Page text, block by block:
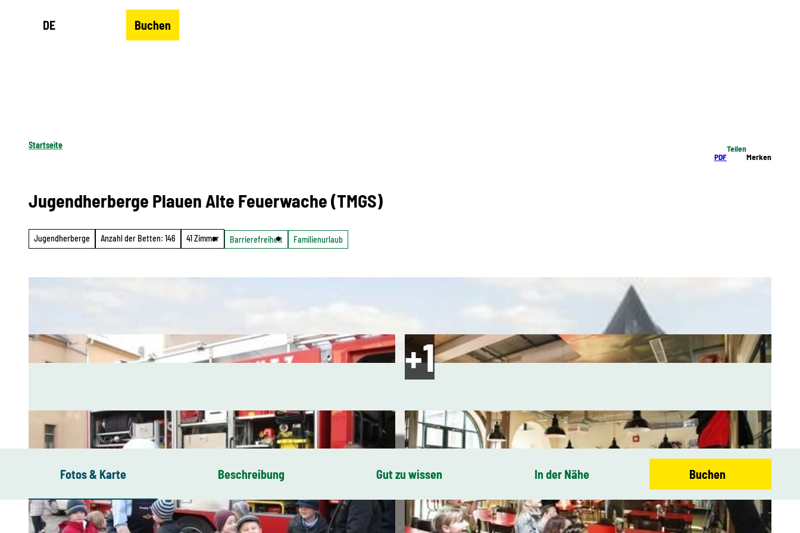
DE Buchen
Startseite
PDF
Teilen
Merken
Jugendherberge Plauen Alte Feuerwache (TMGS)
Jugendherberge Anzahl der Betten: 146 41 Zimmer Barrierefreiheit Familienurlaub
Fotos & Karte Beschreibung Gut zu wissen In der Nähe Buchen